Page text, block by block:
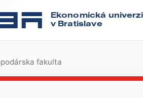
Ekonomická
v Bratislave
fakulta